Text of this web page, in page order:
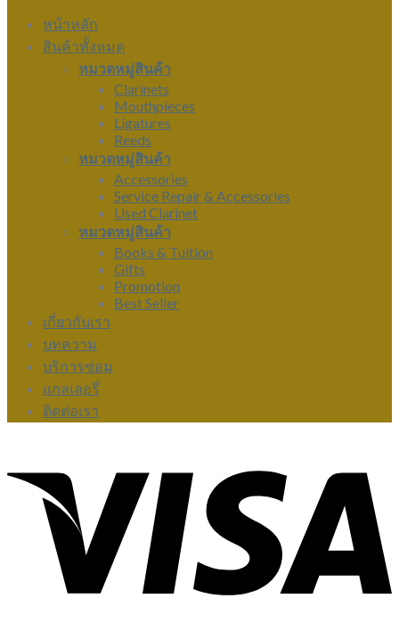
หน้าหลัก
สินค้าทั้งหมด
หมวดหมู่สินค้า
Clarinets
Mouthpieces
Ligatures
Reeds
หมวดหมู่สินค้า
Accessories
Service Repair & Accessories
Used Clarinet
หมวดหมู่สินค้า
Books & Tuition
Gifts
Promotion
Best Seller
เกี่ยวกับเรา
บทความ
บริการซ่อม
แกลเลอรี่
ติดต่อเรา